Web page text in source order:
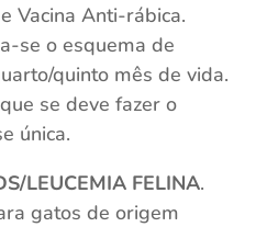
Vacina Anti-rábica.
se o esquema de
quinto mês de vida.
se deve fazer o
única.
LEUCEMIA FELINA.
gatos de origem